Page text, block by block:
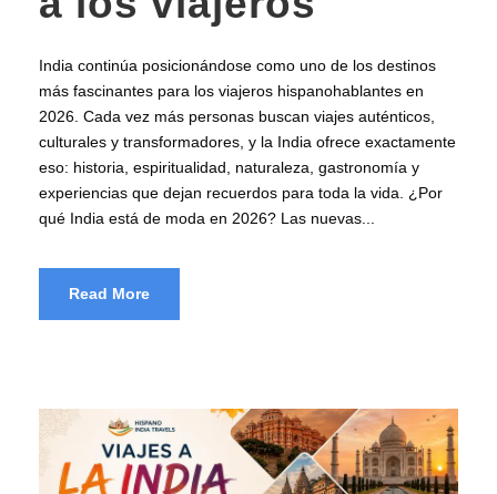
India continúa posicionándose como uno de los destinos
más fascinantes para los viajeros hispanohablantes en
2026. Cada vez más personas buscan viajes auténticos,
culturales y transformadores, y la India ofrece exactamente
eso: historia, espiritualidad, naturaleza, gastronomía y
experiencias que dejan recuerdos para toda la vida. ¿Por
qué India está de moda en 2026? Las nuevas...
Read More